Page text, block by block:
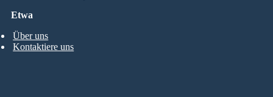
Etwa
Über uns
Kontaktiere uns